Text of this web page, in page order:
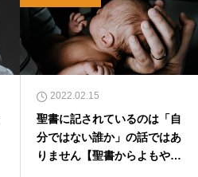
2022.02.15
聖書に記されているのは「自
分ではない誰か」の話ではあ
りません【聖書からよもやま